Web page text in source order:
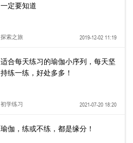
一定要知道
探索之旅 2019-12-02 11:19
适合每天练习的瑜伽小序列，每天坚
持练一练，好处多多！
初学练习 2021-07-20 18:20
瑜伽，练或不练，都是缘分！